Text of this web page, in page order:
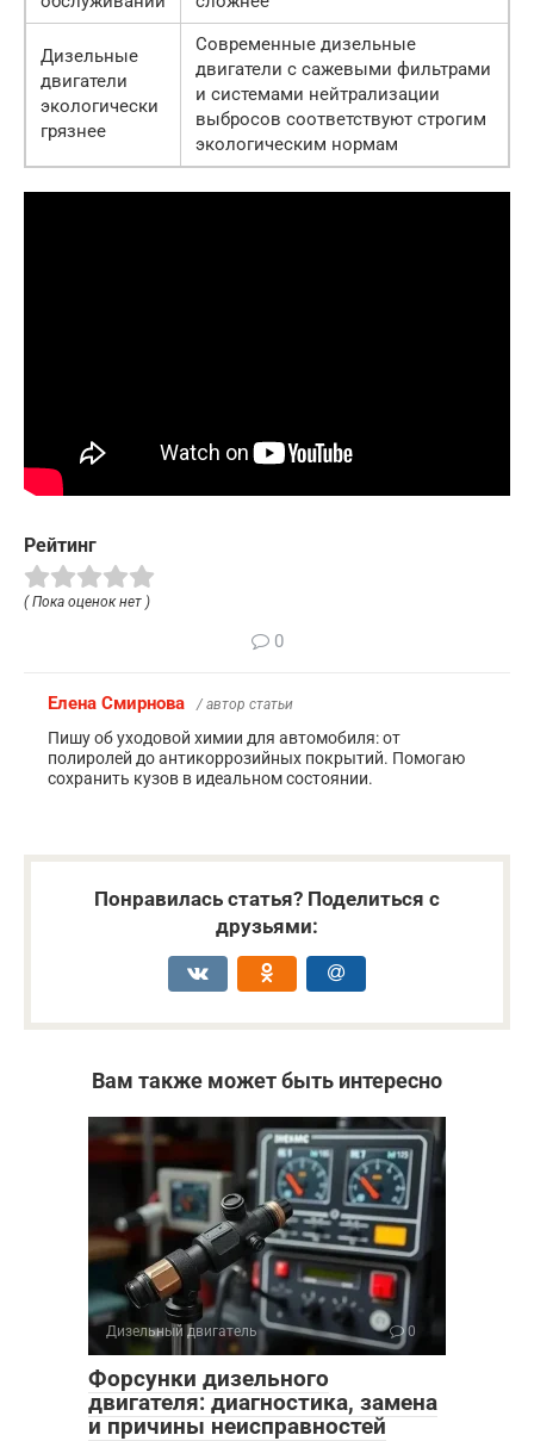
Дизельные
двигатели
экологически
грязнее
Современные дизельные
двигатели с сажевыми фильтрами
и системами нейтрализации
выбросов соответствуют строгим
экологическим нормам
Рейтинг
( Пока оценок нет )
0
Елена Смирнова / автор статьи
Пишу об уходовой химии для автомобиля: от
полиролей до антикоррозийных покрытий. Помогаю
сохранить кузов в идеальном состоянии.
Понравилась статья? Поделиться с
друзьями:
Вам также может быть интересно
Дизельный двигатель 0
Форсунки дизельного
двигателя: диагностика, замена
и причины неисправностей